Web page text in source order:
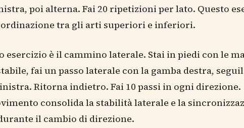
poi alterna. Fai 20 ripetizioni per lato. Questo
tra gli arti superiori e inferiori.
esercizio è il cammino laterale. Stai in piedi con le
fai un passo laterale con la gamba destra,
Ritorna indietro. Fai 10 passi in ogni direzione.
consolida la stabilità laterale e la
il cambio di direzione.